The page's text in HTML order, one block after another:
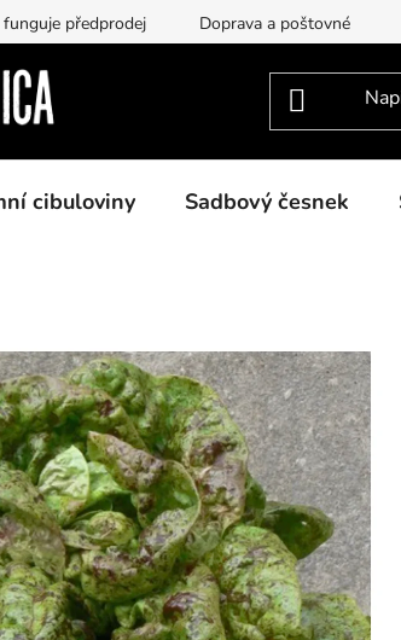
funguje předprodej Doprava a poštovné
cibuloviny Sadbový česnek